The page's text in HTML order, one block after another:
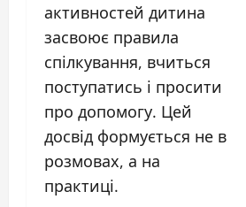
активностей дитина
засвоює правила
спілкування, вчиться
поступатись і просити
про допомогу. Цей
досвід формується не в
розмовах, а на
практиці.